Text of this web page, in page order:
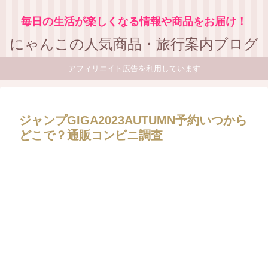
毎日の生活が楽しくなる情報や商品をお届け！
にゃんこの人気商品・旅行案内ブログ
アフィリエイト広告を利用しています
ジャンプGIGA2023AUTUMN予約いつから
どこで？通販コンビニ調査